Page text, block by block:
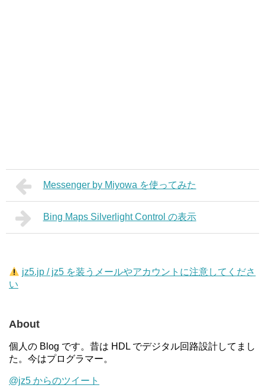
Messenger by Miyowa を使ってみた
Bing Maps Silverlight Control の表示
jz5.jp / jz5 を装うメールやアカウントに注意してくださ
い
About
個人の Blog です。昔は HDL でデジタル回路設計してまし
た。今はプログラマー。
@jz5 からのツイート